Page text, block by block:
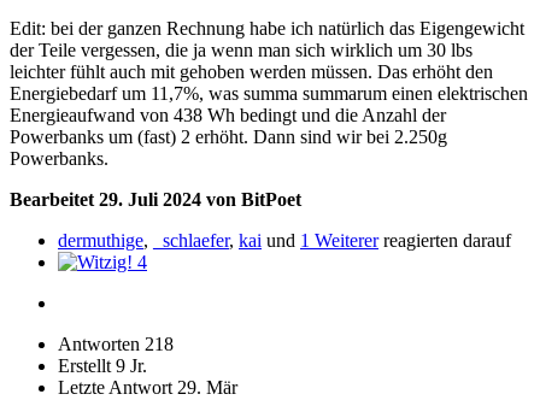
Edit: bei der ganzen Rechnung habe ich natürlich das Eigengewicht
der Teile vergessen, die ja wenn man sich wirklich um 30 lbs
leichter fühlt auch mit gehoben werden müssen. Das erhöht den
Energiebedarf um 11,7%, was summa summarum einen elektrischen
Energieaufwand von 438 Wh bedingt und die Anzahl der
Powerbanks um (fast) 2 erhöht. Dann sind wir bei 2.250g
Powerbanks.
Bearbeitet 29. Juli 2024 von BitPoet
dermuthige, _schlaefer, kai und 1 Weitererreagierten darauf
4
Antworten 218
Erstellt 9 Jr.
Letzte Antwort 29. Mär